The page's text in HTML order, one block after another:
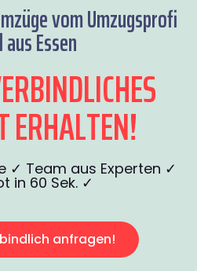
vom Umzugsprofi
aus Essen
ERHALTEN!
✓ Team aus Experten ✓
in 60 Sek. ✓
anfragen!